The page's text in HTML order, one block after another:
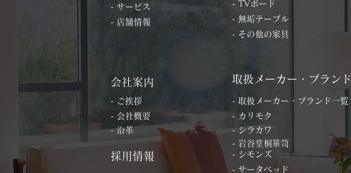
- サービス
- 店舗情報
- TVボード
- 無垢テーブル
- その他の家具
会社案内
- ご挨拶
- 会社概要
- 沿革
採用情報
取扱メーカー・ブランド
- 取扱メーカー・ブランド一覧
- カリモク
- シラカワ
- 岩谷堂桐箪笥
- シモンズ
- サータベッド